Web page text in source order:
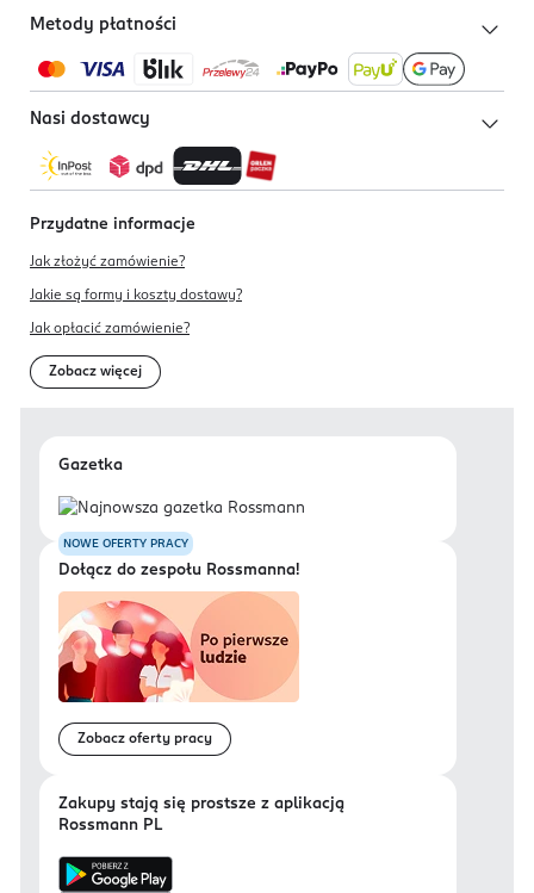
Metody płatności
Nasi dostawcy
Przydatne informacje
Jak złożyć zamówienie?
Jakie są formy i koszty dostawy?
Jak opłacić zamówienie?
Zobacz więcej
Gazetka
NOWE OFERTY PRACY
Dołącz do zespołu Rossmanna!
Zobacz oferty pracy
Zakupy stają się prostsze z aplikacją
Rossmann PL